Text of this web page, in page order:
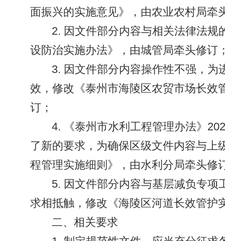
面振兴的实施意见》，由农业农村局牵
2. 因文件部分内容与相关法律法规
设防治实施办法》，由城管局牵头修订
3. 因文件部分内容操作性不强，为
效，修改《泰州市海陵区农贸市场长效
订；
4. 《泰州市水利工程管理办法》
了新的要求，为确保区级文件内容与
程管理实施细则》，由水利分局牵头修
5. 因文件部分内容与基层减负专项
求相抵触，修改《海陵区河道长效管护
二、相关要求